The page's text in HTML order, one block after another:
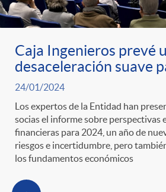
Caja Ingenieros prevé
desaceleración suave
24/01/2024
Los expertos de la Entidad han
socias el informe sobre perspectivas
financieras para 2024, un año de
riesgos e incertidumbre, pero
los fundamentos económicos